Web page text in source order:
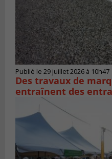
Publié le 29 juillet 2026 à 10h47
Des travaux de
entraînent des